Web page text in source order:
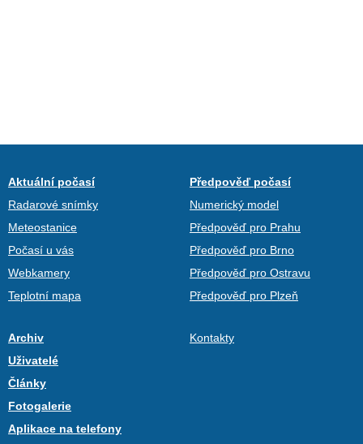
Aktuální počasí
Radarové snímky
Meteostanice
Počasí u vás
Webkamery
Teplotní mapa
Předpověď počasí
Numerický model
Předpověď pro Prahu
Předpověď pro Brno
Předpověď pro Ostravu
Předpověď pro Plzeň
Archiv
Uživatelé
Články
Fotogalerie
Aplikace na telefony
Kontakty